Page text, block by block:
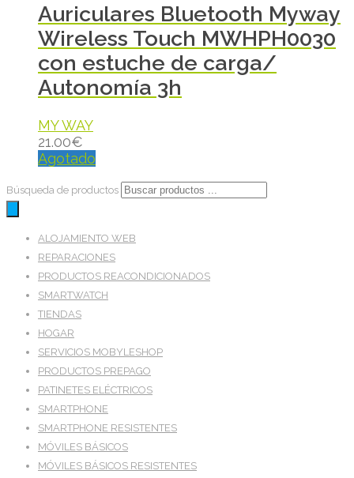
Auriculares Bluetooth Myway
Wireless Touch MWHPH0030
con estuche de carga/
Autonomía 3h
MY WAY
21.00€
Agotado
Búsqueda de productos
ALOJAMIENTO WEB
REPARACIONES
PRODUCTOS REACONDICIONADOS
SMARTWATCH
TIENDAS
HOGAR
SERVICIOS MOBYLESHOP
PRODUCTOS PREPAGO
PATINETES ELÉCTRICOS
SMARTPHONE
SMARTPHONE RESISTENTES
MÓVILES BÁSICOS
MÓVILES BÁSICOS RESISTENTES